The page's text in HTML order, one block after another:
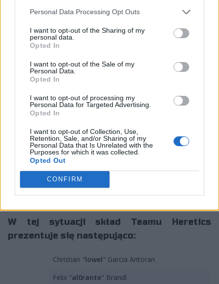
Personal Data Processing Opt Outs
I want to opt-out of the Sharing of my
personal data.
Opted In
I want to opt-out of the Sale of my
Personal Data.
Opted In
I want to opt-out of processing my
Personal Data for Targeted Advertising.
Opted In
I want to opt-out of Collection, Use,
Retention, Sale, and/or Sharing of my
Personal Data that Is Unrelated with the
Purposes for which it was collected.
Opted Out
CONFIRM
Nordavind, a teraz spotkają się ponownie, aczkolwiek
już w innej niż wcześniej grze.
Poza nimi organizacja zatrudniła również Jose Antonio
"Bromasa" Ramosa Gonzáleza. Hiszpan na szerokie
wody wypłynął dzięki grze w Overwatcha, reprezentując
przy okazji swój kraj podczas trzech edycji mistrzostw
świata. Nigdy jednak nie zagrał w Overwatch League,
bo scenę opuścił już w 2018 roku. W VALORANCIE jako
członek Cream Real Betis i Case Esports nie miał
jeszcze okazji, by regularnie rywalizować na wyższym
poziomie. W zespole znaleźli się też Christian "lowel"
Garcia Antoran oraz Felix "al0rante" Brandl, którzy jako
jedyni zachowali swoje miejsca po ostatnich
przetasowaniach. Za wyniki odpowiedzialny będzie
natomiast Noel "Noel" Garberi, dotychczasowy
W tej sytuacji skład Teamu Heretics
prezentuje się następująco:
Christian "lowel" Garcia Antoran
Felix "al0rante" Brandl